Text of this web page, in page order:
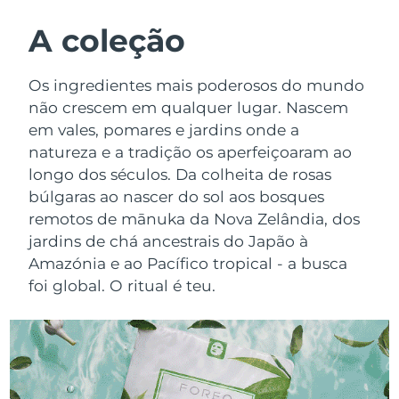
A coleção
Os ingredientes mais poderosos do mundo
não crescem em qualquer lugar. Nascem
em vales, pomares e jardins onde a
natureza e a tradição os aperfeiçoaram ao
longo dos séculos. Da colheita de rosas
búlgaras ao nascer do sol aos bosques
remotos de mānuka da Nova Zelândia, dos
jardins de chá ancestrais do Japão à
Amazónia e ao Pacífico tropical - a busca
foi global. O ritual é teu.
Limpeza facial
LUNA™ 4 kit
Anti-aging massage
LUNA™ 4 Plus
Massage, LED heating
LUNA™ 4 Men
For men, anti-aging massage
Lifting facial
BEAR™ 2 kit
Microcurrent toning
BEAR™ 2 go
Microcurrent toning on-the-go
BEAR™ 2 eyes & lips
Microcurrent line smoothing device
Hidratação
UFO™ 3 kit
Deep facial hydration
UFO™ 3 LED
Near-infrared and red light therapy
device
Cuidado oral
issa™ 4
Hybrid silicone sonic toothbrush
issa™ 4 plus
Smart hybrid silicone sonic toothbrush
TRATAMENTO ANTIENVELHECIMENTO
FAQ™
Antienvelhecimento Tratamentos LED
NEW
Áustria
Bélgica Entrega prevista9/8/26
Bermudas Entrega prevista15/8/26
Bósnia e
Herzegovina
Entrega prevista
Brunei Entrega prevista
Bulgária
Canadá Entrega prevista13/8/26
Chile Entrega prevista 13/8/26